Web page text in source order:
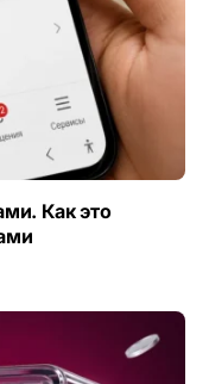
Как это